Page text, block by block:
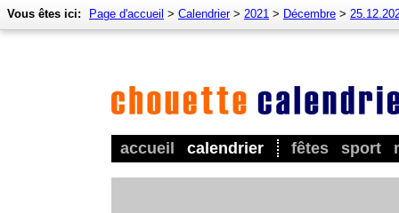
accueil calendrier fêtes sport
Vous êtes ici: Page d'accueil > Calendrier> 2021 > Décembre >